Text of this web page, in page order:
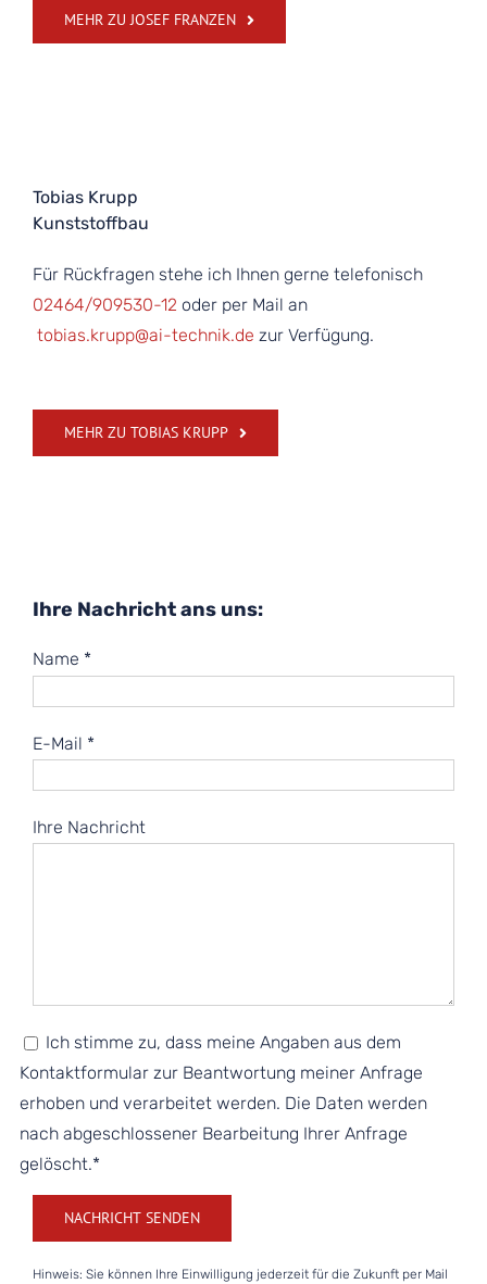
MEHR ZU JOSEF FRANZEN
Tobias Krupp
Kunststoffbau
Für Rückfragen stehe ich Ihnen gerne telefonisch
02464/909530-12 oder per Mail an
tobias.krupp@ai-technik.de zur Verfügung.
MEHR ZU TOBIAS KRUPP
Ihre Nachricht ans uns:
Name *
E-Mail *
Ihre Nachricht
Ich stimme zu, dass meine Angaben aus dem
Kontaktformular zur Beantwortung meiner Anfrage
erhoben und verarbeitet werden. Die Daten werden
nach abgeschlossener Bearbeitung Ihrer Anfrage
gelöscht.*
Hinweis: Sie können Ihre Einwilligung jederzeit für die Zukunft per Mail